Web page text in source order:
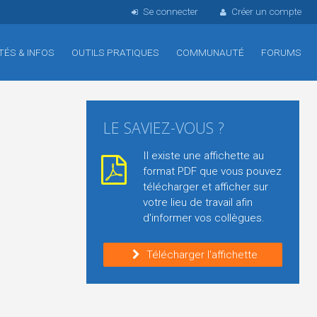
Se connecter Créer un compte
& INFOS OUTILS PRATIQUES COMMUNAUTÉ FORUMS
LE SAVIEZ-VOUS ?
Il existe une affichette au
format PDF que vous pouvez
télécharger et afficher sur
votre lieu de travail afin
d'informer vos collègues.
Télécharger l'affichette